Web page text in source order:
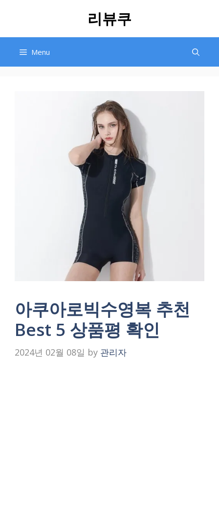
리뷰쿠
Menu
아쿠아로빅수영복 추천
Best 5 상품평 확인
2024년 02월 08일 by 관리자